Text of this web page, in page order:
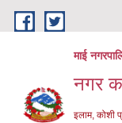
Skip to main content
माई
नगर
इलाम, कोशी